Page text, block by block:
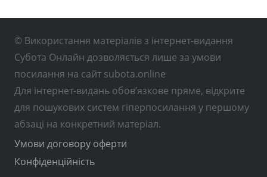
© Використання матеріалів з інтернет-видання
Субота Онлайн дозволяється лише за умови
посилання на сайт subota.online
Для інтернет-видань обов’язкове пряме, відкрите
для пошукових систем гіперпосилання у першому
абзаці на конкретний матеріал.
Умови договору оферти
Конфіденційність